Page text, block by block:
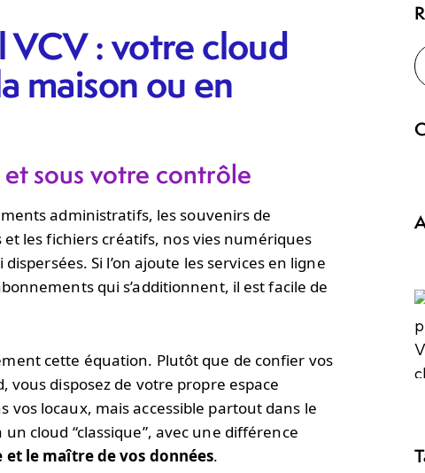
: votre cloud
maison ou en
sous votre contrôle
administratifs, les souvenirs de
les fichiers créatifs, nos vies numériques
Si l’on ajoute les services en ligne
qui s’additionnent, il est facile de
cette équation. Plutôt que de confier vos
disposez de votre propre espace
vos locaux, mais accessible partout dans le
cloud “classique”, avec une différence
le maître de vos données.